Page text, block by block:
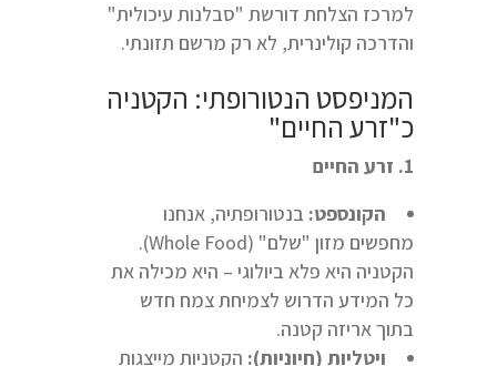
למרכז הצלחת דורשת "סבלנות עיכולית"
והדרכה קולינרית, לא רק מרשם תזונתי.
המניפסט הנטורופתי: הקטניה
כ"זרע החיים"
1. זרע החיים
הקונספט: בנטורופתיה, אנחנו
מחפשים מזון "שלם" (Whole Food).
הקטניה היא פלא ביולוגי – היא מכילה את
כל המידע הדרוש לצמיחת צמח חדש
בתוך אריזה קטנה.
ויטליות (חיוניות): הקטניות מייצגות